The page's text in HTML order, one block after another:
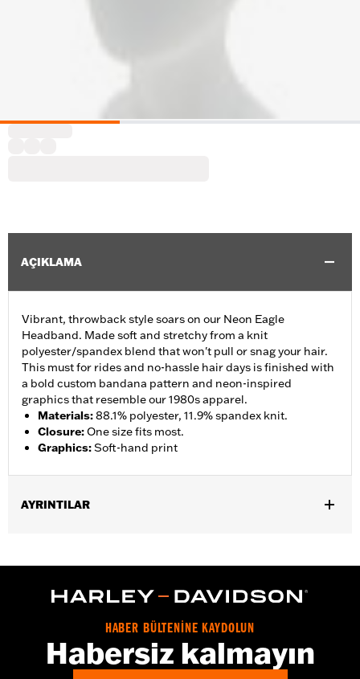
AÇIKLAMA
Vibrant, throwback style soars on our Neon Eagle
Headband. Made soft and stretchy from a knit
polyester/spandex blend that won't pull or snag your hair.
This must for rides and no-hassle hair days is finished with
a bold custom bandana pattern and neon-inspired
graphics that resemble our 1980s apparel.
Materials:88.1% polyester, 11.9% spandex knit.
Closure:One size fits most.
Graphics:Soft-hand print
AYRINTILAR
WARRANTY:2 year limited warranty – Go towww.h-
Imported
HABER BÜLTENİNE KAYDOLUN
Habersiz kalmayın